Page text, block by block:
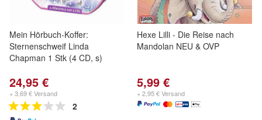
Mein Hörbuch-Koffer:
Sternenschweif Linda
Chapman 1 Stk (4 CD, s)
24,95 €
+ 3,69 € Versand
2
Hexe Lilli - Die Reise nach
Mandolan NEU & OVP
5,99 €
+ 2,95 € Versand